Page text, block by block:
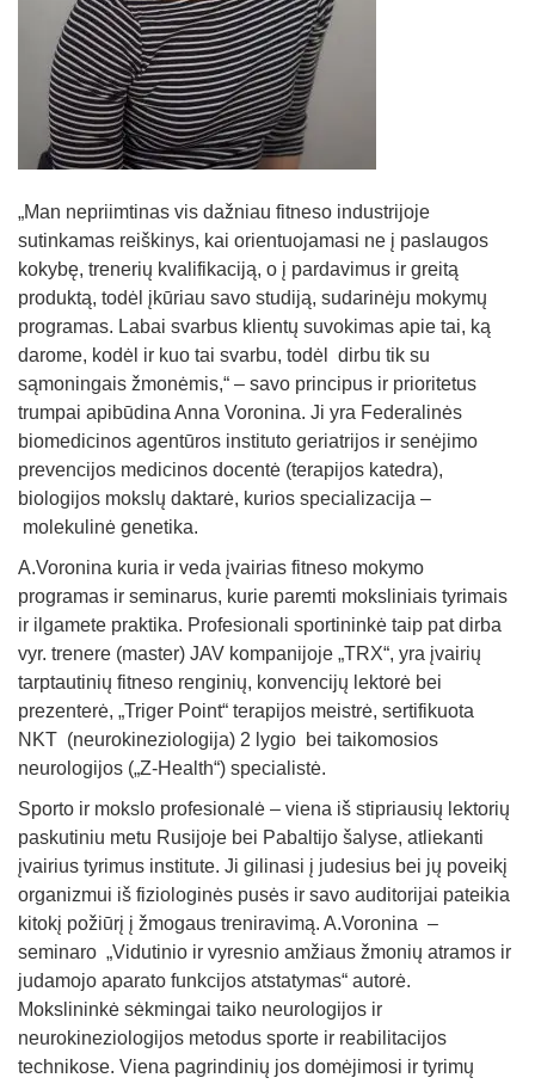
Straipsniai
Sėkmės istorijos
Atsiliepimai
Kontaktai
„Man nepriimtinas vis dažniau fitneso industrijoje
sutinkamas reiškinys, kai orientuojamasi ne į paslaugos
kokybę, trenerių kvalifikaciją, o į pardavimus ir greitą
produktą, todėl įkūriau savo studiją, sudarinėju mokymų
programas. Labai svarbus klientų suvokimas apie tai, ką
darome, kodėl ir kuo tai svarbu, todėl dirbu tik su
sąmoningais žmonėmis,“ – savo principus ir prioritetus
trumpai apibūdina Anna Voronina. Ji yra Federalinės
biomedicinos agentūros instituto geriatrijos ir senėjimo
prevencijos medicinos docentė (terapijos katedra),
biologijos mokslų daktarė, kurios specializacija –
molekulinė genetika.
A.Voronina kuria ir veda įvairias fitneso mokymo
programas ir seminarus, kurie paremti moksliniais tyrimais
ir ilgamete praktika. Profesionali sportininkė taip pat dirba
vyr. trenere (master) JAV kompanijoje „TRX“, yra įvairių
tarptautinių fitneso renginių, konvencijų lektorė bei
prezenterė, „Triger Point“ terapijos meistrė, sertifikuota
NKT (neurokineziologija) 2 lygio bei taikomosios
neurologijos („Z-Health“) specialistė.
Sporto ir mokslo profesionalė – viena iš stipriausių lektorių
paskutiniu metu Rusijoje bei Pabaltijo šalyse, atliekanti
įvairius tyrimus institute. Ji gilinasi į judesius bei jų poveikį
organizmui iš fiziologinės pusės ir savo auditorijai pateikia
kitokį požiūrį į žmogaus treniravimą. A.Voronina –
seminaro „Vidutinio ir vyresnio amžiaus žmonių atramos ir
judamojo aparato funkcijos atstatymas“ autorė.
Mokslininkė sėkmingai taiko neurologijos ir
neurokineziologijos metodus sporte ir reabilitacijos
technikose. Viena pagrindinių jos domėjimosi ir tyrimų